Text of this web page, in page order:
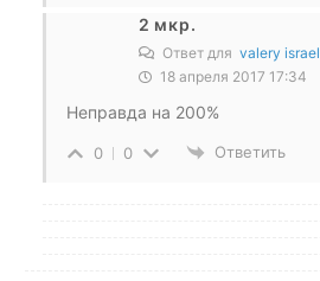
2 мкр.
Ответ для valery israel
18 апреля 2017 17:34
Неправда на 200%
0 0 Ответить